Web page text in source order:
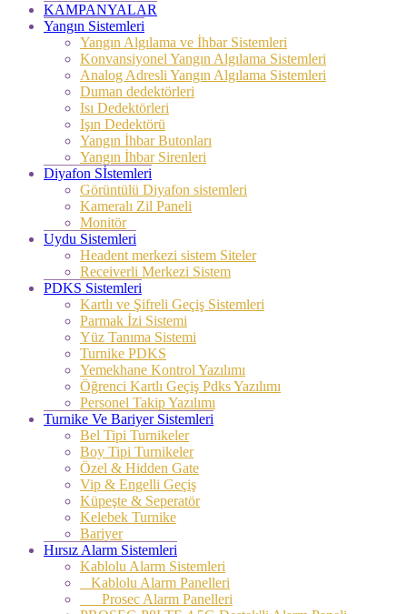
KAMPANYALAR
Yangın Sistemleri
Yangın Algılama ve İhbar Sistemleri
Konvansiyonel Yangın Algılama Sistemleri
Analog Adresli Yangın Algılama Sistemleri
Duman dedektörleri
Isı Dedektörleri
Işın Dedektörü
Yangın İhbar Butonları
Yangın İhbar Sirenleri
Diyafon Sİstemleri
Görüntülü Diyafon sistemleri
Kameralı Zil Paneli
Monitör
Uydu Sistemleri
Headent merkezi sistem Siteler
Receiverli Merkezi Sistem
PDKS Sistemleri
Kartlı ve Şifreli Geçiş Sistemleri
Parmak İzi Sistemi
Yüz Tanıma Sistemi
Turnike PDKS
Yemekhane Kontrol Yazılımı
Öğrenci Kartlı Geçiş Pdks Yazılımı
Personel Takip Yazılımı
Turnike Ve Bariyer Sistemleri
Bel Tipi Turnikeler
Boy Tipi Turnikeler
Özel & Hidden Gate
Vip & Engelli Geçiş
Küpeşte & Seperatör
Kelebek Turnike
Bariyer
Hırsız Alarm Sistemleri
Kablolu Alarm Sistemleri
Kablolu Alarm Panelleri
Prosec Alarm Panelleri